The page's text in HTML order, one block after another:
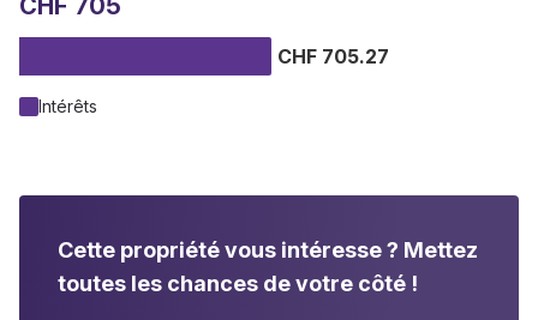
CHF 705
CHF 705.27
Intérêts
Cette propriété vous intéresse ? Mettez
toutes les chances de votre côté !